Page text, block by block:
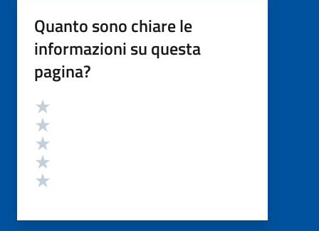
Quanto sono chiare le
informazioni su questa
pagina?
Valutazione